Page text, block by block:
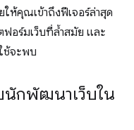
ให้คุณเข้าถึงฟีเจอร์ล่าสุด
อร์มเว็บที่ล้ำสมัย และ
ช้จะพบ
นักพัฒนาเว็บใน